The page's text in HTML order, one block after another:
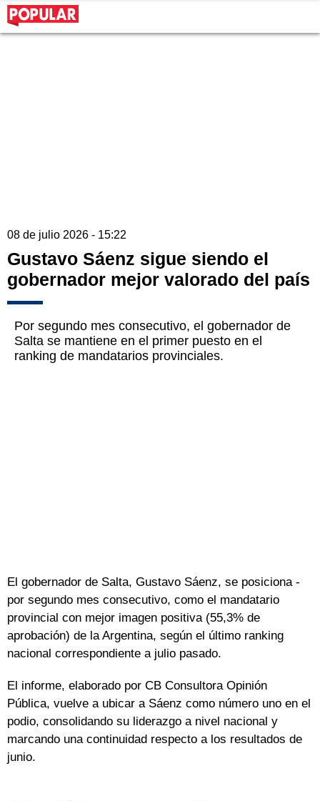
08 de julio 2026 - 15:22
Gustavo Sáenz sigue siendo el
gobernador mejor valorado del país
Por segundo mes consecutivo, el gobernador de
Salta se mantiene en el primer puesto en el
ranking de mandatarios provinciales.
El gobernador de Salta, Gustavo Sáenz, se posiciona -
por segundo mes consecutivo, como el mandatario
provincial con mejor imagen positiva (55,3% de
aprobación) de la Argentina, según el último ranking
nacional correspondiente a julio pasado.
El informe, elaborado por CB Consultora Opinión
Pública, vuelve a ubicar a Sáenz como número uno en el
podio, consolidando su liderazgo a nivel nacional y
marcando una continuidad respecto a los resultados de
junio.